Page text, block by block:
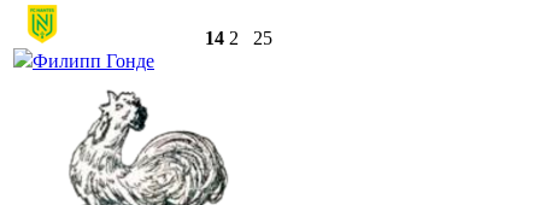
Филипп Гонде
14 2 25